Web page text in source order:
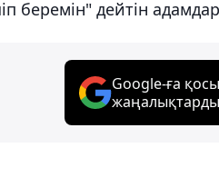
беремін" дейтін
Google-ға